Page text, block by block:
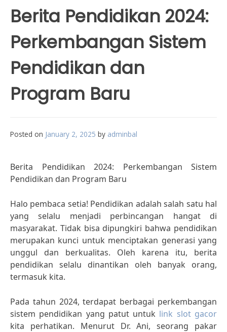
Berita Pendidikan 2024:
Perkembangan Sistem
Pendidikan dan
Program Baru
Posted on January 2, 2025 by adminbal
Berita Pendidikan 2024: Perkembangan Sistem
Pendidikan dan Program Baru
Halo pembaca setia! Pendidikan adalah salah satu hal
yang selalu menjadi perbincangan hangat di
masyarakat. Tidak bisa dipungkiri bahwa pendidikan
merupakan kunci untuk menciptakan generasi yang
unggul dan berkualitas. Oleh karena itu, berita
pendidikan selalu dinantikan oleh banyak orang,
termasuk kita.
Pada tahun 2024, terdapat berbagai perkembangan
sistem pendidikan yang patut untuk link slot gacor
kita perhatikan. Menurut Dr. Ani, seorang pakar